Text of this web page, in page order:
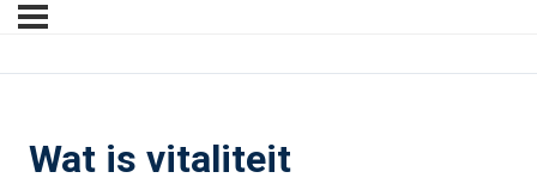
Wat is vitaliteit